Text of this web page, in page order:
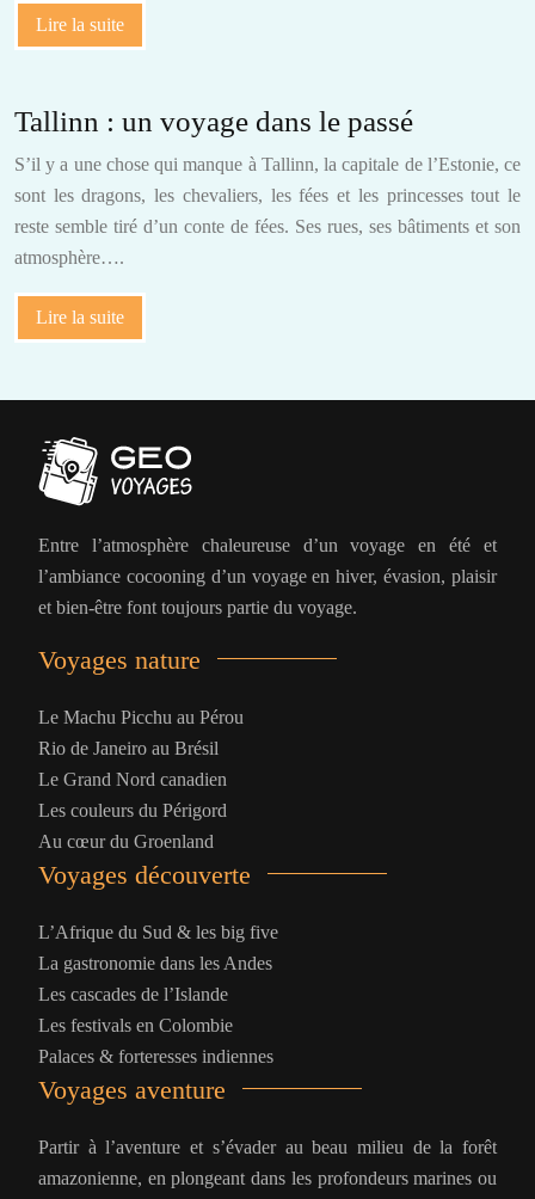
Lire la suite
Tallinn : un voyage dans le passé
S’il y a une chose qui manque à Tallinn, la capitale de l’Estonie, ce
sont les dragons, les chevaliers, les fées et les princesses tout le
reste semble tiré d’un conte de fées. Ses rues, ses bâtiments et son
atmosphère….
Lire la suite
Entre l’atmosphère chaleureuse d’un voyage en été et
l’ambiance cocooning d’un voyage en hiver, évasion, plaisir
et bien-être font toujours partie du voyage.
Voyages nature
Le Machu Picchu au Pérou
Rio de Janeiro au Brésil
Le Grand Nord canadien
Les couleurs du Périgord
Au cœur du Groenland
Voyages découverte
L’Afrique du Sud & les big five
La gastronomie dans les Andes
Les cascades de l’Islande
Les festivals en Colombie
Palaces & forteresses indiennes
Voyages aventure
Partir à l’aventure et s’évader au beau milieu de la forêt
amazonienne, en plongeant dans les profondeurs marines ou